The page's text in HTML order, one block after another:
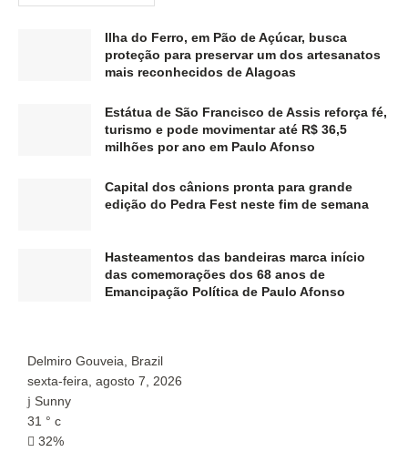
Ilha do Ferro, em Pão de Açúcar, busca
proteção para preservar um dos artesanatos
mais reconhecidos de Alagoas
Estátua de São Francisco de Assis reforça fé,
turismo e pode movimentar até R$ 36,5
milhões por ano em Paulo Afonso
Capital dos cânions pronta para grande
edição do Pedra Fest neste fim de semana
Hasteamentos das bandeiras marca início
das comemorações dos 68 anos de
Emancipação Política de Paulo Afonso
Delmiro Gouveia, Brazil
sexta-feira, agosto 7, 2026
Sunny
31 ° c
32%